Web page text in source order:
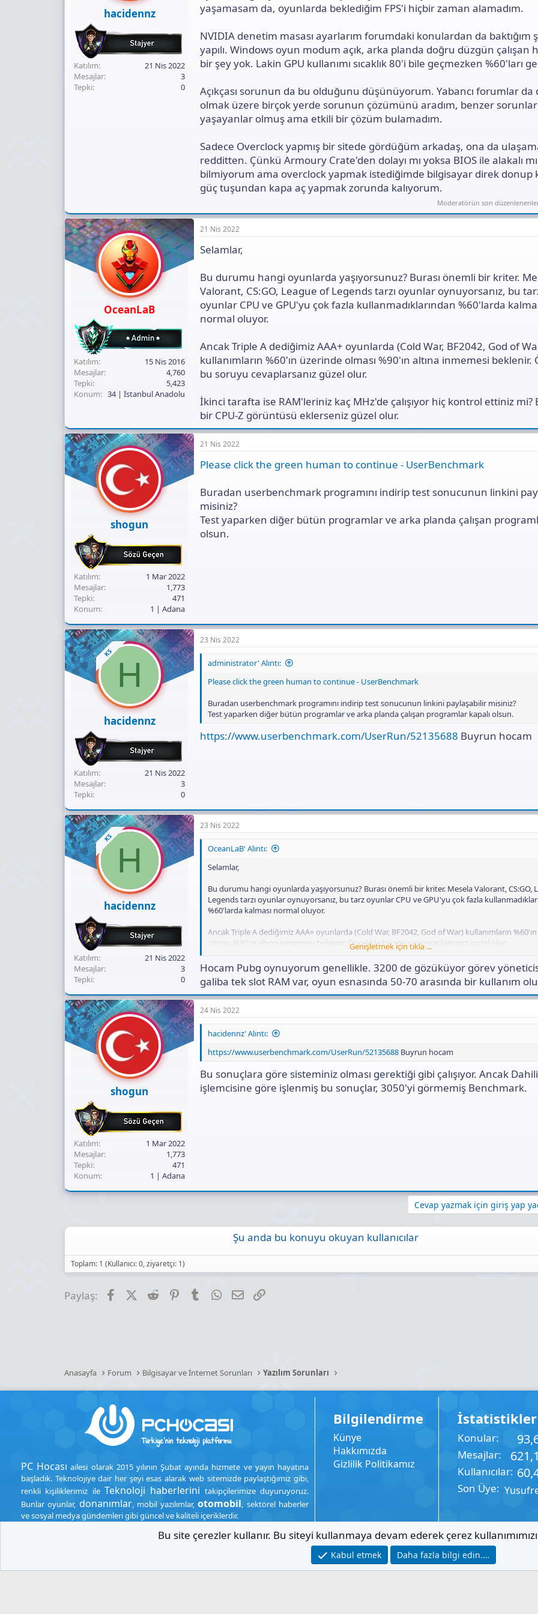
n
K
o
p
y
l
hacidennz
Katılım
21 Nis 2022
Mesajlar
3
Tepki
0
yaşamasam da, oyunlarda beklediğim FPS'i hiçbir zaman alamadım.
NVIDIA denetim masası ayarlarım forumdaki konulardan da baktığım
yapılı. Windows oyun modum açık, arka planda doğru düzgün çalışan
bir şey yok. Lakin GPU kullanımı sıcaklık 80'i bile geçmezken %60'ları
Açıkçası sorunun da bu olduğunu düşünüyorum. Yabancı forumlar da
olmak üzere birçok yerde sorunun çözümünü aradım, benzer sorunlar
yaşayanlar olmuş ama etkili bir çözüm bulamadım.
Sadece Overclock yapmış bir sitede gördüğüm arkadaş, ona da
redditten. Çünkü Armoury Crate'den dolayı mı yoksa BIOS ile alakalı mı
bilmiyorum ama overclock yapmak istediğimde bilgisayar direk donup
güç tuşundan kapa aç yapmak zorunda kalıyorum.
Moderatörün son
OceanLaB
Katılım
15 Nis 2016
Mesajlar
4,760
Tepki
5,423
Konum
34 | İstanbul Anadolu
21 Nis 2022
Selamlar,
Bu durumu hangi oyunlarda yaşıyorsunuz? Burası önemli bir kriter.
Valorant, CS:GO, League of Legends tarzı oyunlar oynuyorsanız, bu
oyunlar CPU ve GPU'yu çok fazla kullanmadıklarından %60'larda
normal oluyor.
Ancak Triple A dediğimiz AAA+ oyunlarda (Cold War, BF2042, God of
kullanımların %60'ın üzerinde olması %90'ın altına inmemesi beklenir.
bu soruyu cevaplarsanız güzel olur.
İkinci tarafta ise RAM'leriniz kaç MHz'de çalışıyor hiç kontrol ettiniz mi?
bir CPU-Z görüntüsü eklerseniz güzel olur.
shogun
Katılım
1 Mar 2022
Mesajlar
1,773
Tepki
471
Konum
1 | Adana
21 Nis 2022
Please click the green human to continue - UserBenchmark
Buradan userbenchmark programını indirip test sonucunun linkini
misiniz?
Test yaparken diğer bütün programlar ve arka planda çalışan
olsun.
KS
H
hacidennz
Katılım
21 Nis 2022
Mesajlar
3
Tepki
0
23 Nis 2022
administrator' Alıntı:
Please click the green human to continue - UserBenchmark
Buradan userbenchmark programını indirip test sonucunun linkini paylaşabilir misiniz?
Test yaparken diğer bütün programlar ve arka planda çalışan programlar kapalı olsun.
https://www.userbenchmark.com/UserRun/52135688 Buyrun hocam
KS
H
hacidennz
Katılım
21 Nis 2022
Mesajlar
3
Tepki
0
23 Nis 2022
OceanLaB' Alıntı:
Selamlar,
Bu durumu hangi oyunlarda yaşıyorsunuz? Burası önemli bir kriter. Mesela Valorant, CS:GO,
Legends tarzı oyunlar oynuyorsanız, bu tarz oyunlar CPU ve GPU'yu çok fazla
%60'larda kalması normal oluyor.
Ancak Triple A dediğimiz AAA+ oyunlarda (Cold War, BF2042, God of War) kullanımların
olması %90'ın altına inmemesi beklenir. Öncelikle bu soruyu cevaplarsanız güzel olur.
İkinci tarafta ise RAM'leriniz kaç MHz'de çalışıyor hiç kontrol ettiniz mi? Buraya bir CPU-Z
eklerseniz güzel olur.
Genişletmek için tıkla ...
Hocam Pubg oynuyorum genellikle. 3200 de gözüküyor görev
galiba tek slot RAM var, oyun esnasında 50-70 arasında bir kullanım
shogun
Katılım
1 Mar 2022
Mesajlar
1,773
Tepki
471
Konum
1 | Adana
24 Nis 2022
hacidennz' Alıntı:
https://www.userbenchmark.com/UserRun/52135688 Buyrun hocam
Bu sonuçlara göre sisteminiz olması gerektiği gibi çalışıyor. Ancak
işlemcisine göre işlenmiş bu sonuçlar, 3050'yi görmemiş Benchmark.
Cevap yazmak için giriş yap
Şu anda bu konuyu okuyan kullanıcılar
Toplam: 1 (Kullanıcı: 0, ziyaretçi: 1)
Paylaş: FacebookX (Twitter)
Reddit PinterestTumblrWhatsApp
E-posta
Anasayfa Forum Bilgisayar ve İnternet Sorunları Yazılım Sorunları
PC Hocası ailesi olarak 2015 yılının Şubat ayında hizmete ve yayın hayatına
başladık. Teknolojiye dair her şeyi esas alarak web sitemizde paylaştığımız gibi,
renkli kişiliklerimiz ile Teknoloji haberlerini takipçilerimize duyuruyoruz.
Bunlar oyunlar, donanımlar, mobil yazılımlar,otomobil, sektörel haberler
ve sosyal medya gündemleri gibi güncel ve kaliteli içeriklerdir.
Bilgilendirme
Künye
Hakkımızda
Gizlilik Politikamız
İstatistikler
Konular
Mesajlar
Kullanıcılar
Son Üye
Bu site çerezler kullanır. Bu siteyi kullanmaya devam ederek çerez
Kabul etmek Daha fazla bilgi edin.…